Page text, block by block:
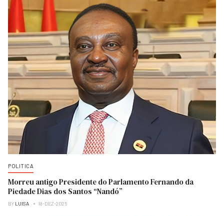
POLITICA
Morreu antigo Presidente do Parlamento Fernando da
Piedade Dias dos Santos “Nandó”
BY LUISA 18-DEZ-2025